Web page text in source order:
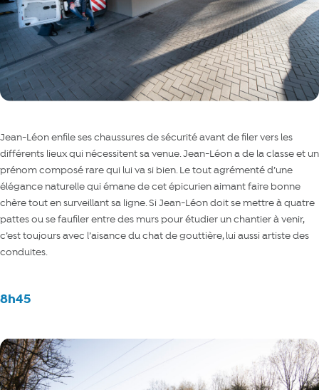
Jean-Léon enfile ses chaussures de sécurité avant de filer vers les
différents lieux qui nécessitent sa venue. Jean-Léon a de la classe et un
prénom composé rare qui lui va si bien. Le tout agrémenté d’une
élégance naturelle qui émane de cet épicurien aimant faire bonne
chère tout en surveillant sa ligne. Si Jean-Léon doit se mettre à quatre
pattes ou se faufiler entre des murs pour étudier un chantier à venir,
c’est toujours avec l’aisance du chat de gouttière, lui aussi artiste des
conduites.
8h45